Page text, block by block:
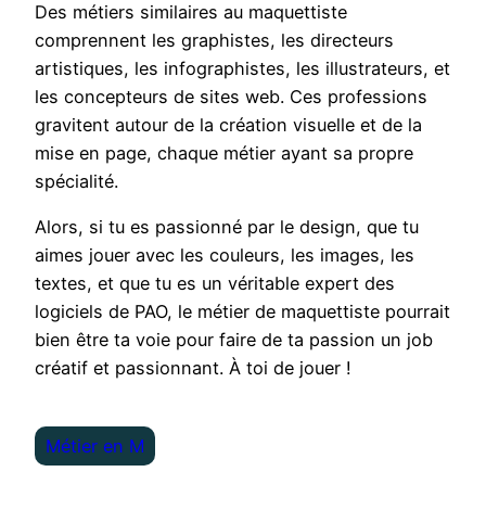
Des métiers similaires au maquettiste
comprennent les graphistes, les directeurs
artistiques, les infographistes, les illustrateurs, et
les concepteurs de sites web. Ces professions
gravitent autour de la création visuelle et de la
mise en page, chaque métier ayant sa propre
spécialité.
Alors, si tu es passionné par le design, que tu
aimes jouer avec les couleurs, les images, les
textes, et que tu es un véritable expert des
logiciels de PAO, le métier de maquettiste pourrait
bien être ta voie pour faire de ta passion un job
créatif et passionnant. À toi de jouer !
Métier en M